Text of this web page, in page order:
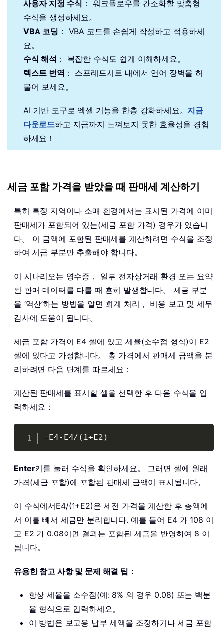
사용자 지정 수식 ： 워크플로우를 간소화할 맞춤형
수식을 생성하세요。
VBA 코딩 ： VBA 코드를 손쉽게 작성하고 적용하세
요。
수식 해석 ： 복잡한 수식도 쉽게 이해하세요。
텍스트 번역 ： 스프레드시트 내에서 언어 장벽을 허
물어 보세요。
AI 기반 도구로 엑셀 기능을 한층 강화하세요。 지금
다운로드하고 지금까지 느껴보지 못한 효율성을 경험
하세요！
세금 포함 가격을 받았을 때 판매세 계산하기
특히 특정 지역이나 소매 환경에서는 표시된 가격에 이미
판매세가 포함되어 있는(세금 포함 가격) 경우가 있습니
다。 이 금액에 포함된 판매세를 계산하려면 수식을 조정
하여 세금 부분만 추출해야 합니다。
이 시나리오는 영수증， 일부 전자상거래 환경 또는 요약
된 판매 데이터를 다룰 때 흔히 발생합니다。 세금 부분
을 ‘역산’하는 방법을 알면 회계 처리， 비용 보고 및 세무
감사에 도움이 됩니다。
세금 포함 가격이 E4 셀에 있고 세율(소수점 형식)이 E2
셀에 있다고 가정합니다。 총 가격에서 판매세 금액을 분
리하려면 다음 단계를 따르세요：
계산된 판매세를 표시할 셀을 선택한 후 다음 수식을 입
력하세요：
=E4-E4/(1+E2)
Enter키를 눌러 수식을 확인하세요。 그러면 셀에 원래
가격(세금 포함)에 포함된 판매세 금액이 표시됩니다。
이 수식에서E4/(1+E2)은 세전 가격을 계산한 후 총액에
서 이를 빼서 세금만 분리합니다. 예를 들어 E4 가 108 이
고 E2 가 0.08이면 결과는 포함된 세금을 반영하여 8 이
됩니다。
유용한 참고 사항 및 문제 해결 팁：
항상 세율을 소수점(예: 8% 의 경우 0.08) 또는 백분
율 형식으로 입력하세요。
이 방법은 보고용 납부 세액을 조정하거나 세금 포함